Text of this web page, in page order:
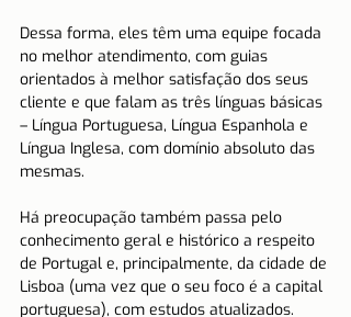
Dessa forma, eles têm uma equipe focada
no melhor atendimento, com guias
orientados à melhor satisfação dos seus
cliente e que falam as três línguas básicas
– Língua Portuguesa, Língua Espanhola e
Língua Inglesa, com domínio absoluto das
mesmas.
Há preocupação também passa pelo
conhecimento geral e histórico a respeito
de Portugal e, principalmente, da cidade de
Lisboa (uma vez que o seu foco é a capital
portuguesa), com estudos atualizados.